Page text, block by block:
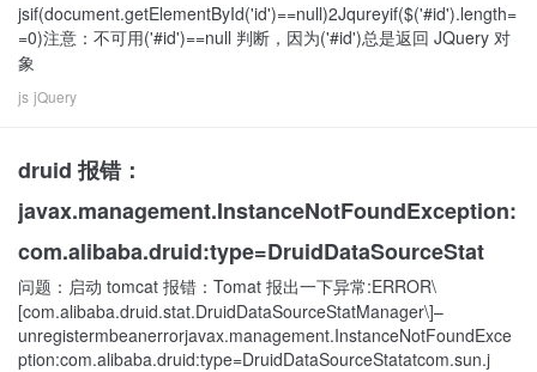
jsif(document.getElementById('id')==null)2Jqureyif($('#id').length=
=0)注意：不可用('#id')==null 判断，因为('#id')总是返回 JQuery 对
象
js jQuery
druid 报错：
javax.management.InstanceNotFoundException:
com.alibaba.druid:type=DruidDataSourceStat
问题：启动 tomcat 报错：Tomat 报出一下异常:ERROR\
[com.alibaba.druid.stat.DruidDataSourceStatManager\]–
unregistermbeanerrorjavax.management.InstanceNotFoundExce
ption:com.alibaba.druid:type=DruidDataSourceStatatcom.sun.j